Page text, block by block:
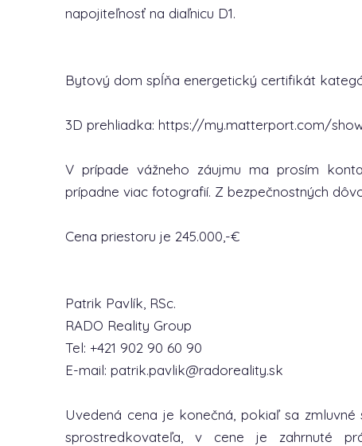
napojiteľnosť na diaľnicu D1.
Bytový dom spĺňa energetický certifikát
3D prehliadka: https://my.matterport.com/
V prípade vážneho záujmu ma prosím
prípadne viac fotografií. Z bezpečnostných
Cena priestoru je 245.000,-€
Patrik Pavlík, RSc.
RADO Reality Group
Tel: +421 902 90 60 90
E-mail: patrik.pavlik@radoreality.sk
Uvedená cena je konečná, pokiaľ sa
sprostredkovateľa, v cene je zahrnuté